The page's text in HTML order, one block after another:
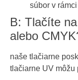
súbor v
B: Tlačíte
alebo
naše tlačiarne
tlačiarne UV môžu